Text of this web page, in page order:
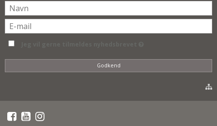
Godkend